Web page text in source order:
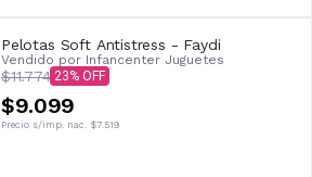
Pelotas Soft Antistress - Faydi
Vendido por Infancenter Juguetes
$11.774 23
$9.099
Precio s/imp. nac. $7.519